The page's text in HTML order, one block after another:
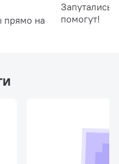
накладка) 2 шт
высоты
на
Запутались
помогут!